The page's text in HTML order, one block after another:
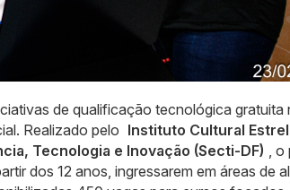
de qualificação tecnológica gratuita
Realizado pelo Instituto Cultural
Tecnologia e Inovação (Secti-DF) , o
dos 12 anos, ingressarem em áreas de